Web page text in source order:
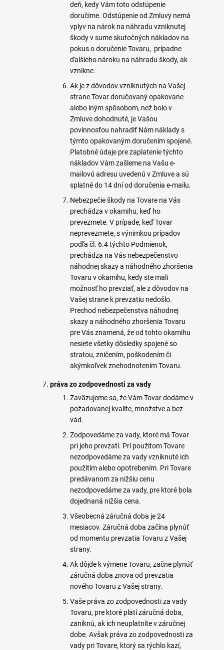
deň, kedy Vám toto odstúpenie
doručíme. Odstúpenie od Zmluvy nemá
vplyv na nárok na náhradu vzniknutej
škody v sume skutočných nákladov na
pokus o doručenie Tovaru, prípadne
ďalšieho nároku na náhradu škody, ak
vznikne.
Ak je z dôvodov vzniknutých na Vašej
strane Tovar doručovaný opakovane
alebo iným spôsobom, než bolo v
Zmluve dohodnuté, je Vašou
povinnosťou nahradiť Nám náklady s
týmto opakovaným doručením spojené.
Platobné údaje pre zaplatenie týchto
nákladov Vám zašleme na Vašu e-
mailovú adresu uvedenú v Zmluve a sú
splatné do 14 dní od doručenia e-mailu.
Nebezpečie škody na Tovare na Vás
prechádza v okamihu, keď ho
prevezmete. V prípade, keď Tovar
neprevezmete, s výnimkou prípadov
podľa čl. 6.4 týchto Podmienok,
prechádza na Vás nebezpečenstvo
náhodnej skazy a náhodného zhoršenia
Tovaru v okamihu, kedy ste mali
možnosť ho prevziať, ale z dôvodov na
Vašej strane k prevzatiu nedošlo.
Prechod nebezpečenstva náhodnej
skazy a náhodného zhoršenia Tovaru
pre Vás znamená, že od tohto okamihu
nesiete všetky dôsledky spojené so
stratou, zničením, poškodením či
akýmkoľvek znehodnotením Tovaru.
práva zo zodpovednosti za vady
Zaväzujeme sa, že Vám Tovar dodáme v
požadovanej kvalite, množstve a bez
vád.
Zodpovedáme za vady, ktoré má Tovar
pri jeho prevzatí. Pri použitom Tovare
nezodpovedáme za vady vzniknuté ich
použitím alebo opotrebením. Pri Tovare
predávanom za nižšiu cenu
nezodpovedáme za vady, pre ktoré bola
dojednaná nižšia cena.
Všeobecná záručná doba je 24
mesiacov. Záručná doba začína plynúť
od momentu prevzatia Tovaru z Vašej
strany.
Ak dôjde k výmene Tovaru, začne plynúť
záručná doba znova od prevzatia
nového Tovaru z Vašej strany.
Vaše práva zo zodpovednosti za vady
Tovaru, pre ktoré platí záručná doba,
zaniknú, ak ich neuplatníte v záručnej
dobe. Avšak práva zo zodpovednosti za
vady pri Tovare, ktorý sa rýchlo kazí,